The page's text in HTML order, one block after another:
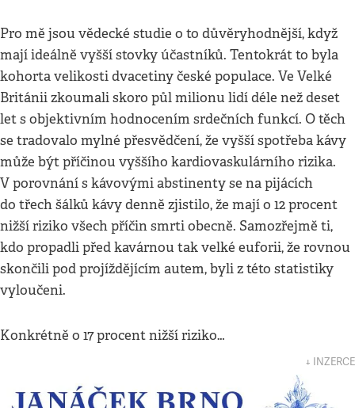
Pro mě jsou vědecké studie o to důvěryhodnější, když
mají ideálně vyšší stovky účastníků. Tentokrát to byla
kohorta velikosti dvacetiny české populace. Ve Velké
Británii zkoumali skoro půl milionu lidí déle než deset
let s objektivním hodnocením srdečních funkcí. O těch
se tradovalo mylné přesvědčení, že vyšší spotřeba kávy
může být příčinou vyššího kardiovaskulárního rizika.
V porovnání s kávovými abstinenty se na pijácích
do třech šálků kávy denně zjistilo, že mají o 12 procent
nižší riziko všech příčin smrti obecně. Samozřejmě ti,
kdo propadli před kavárnou tak velké euforii, že rovnou
skončili pod projíždějícím autem, byli z této statistiky
vyloučeni.
Konkrétně o 17 procent nižší riziko…
↓ INZERCE